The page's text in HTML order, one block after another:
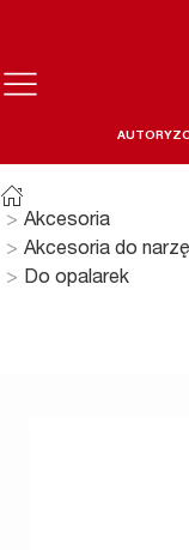
Akcesoria
Akcesoria do
Do opalarek